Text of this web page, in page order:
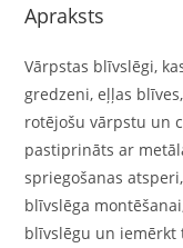
Apraksts
Vārpstas blīvslēgi,
gredzeni, eļļas
rotējošu vārpstu un
pastiprināts ar
spriegošanas
blīvslēga
blīvslēgu un iemērkt